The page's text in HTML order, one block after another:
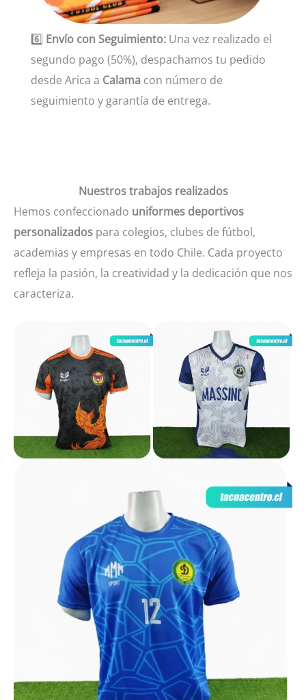
6️⃣ Envío con Seguimiento:Una vez realizado el
segundo pago (50%), despachamos tu pedido
desde Arica a Calamacon número de
seguimiento y garantía de entrega.
Nuestros trabajos realizados
Hemos confeccionado uniformes deportivos
personalizados para colegios, clubes de fútbol,
academias y empresas en todo Chile. Cada proyecto
refleja la pasión, la creatividad y la dedicación que nos
caracteriza.